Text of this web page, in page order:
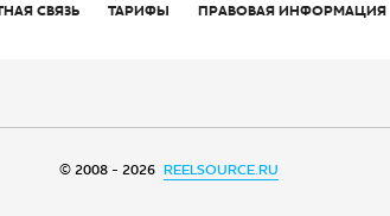
СВЯЗЬ ТАРИФЫ ПРАВОВАЯ ИНФОРМАЦИЯ
© 2008 - 2026 REELSOURCE.RU